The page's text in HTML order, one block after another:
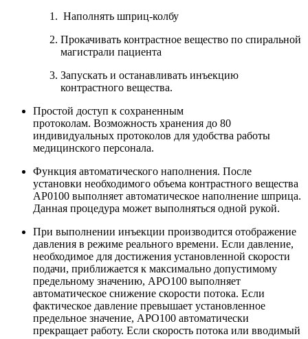
Наполнять шприц-колбу
Прокачивать контрастное вещество по спиральной
магистрали пациента
Запускать и останавливать инъекцию
контрастного вещества.
Простой доступ к сохраненным
протоколам. Возможность хранения до 80
индивидуальных протоколов для удобства работы
медицинского персонала.
Функция автоматического наполнения. После
установки необходимого объема контрастного вещества
АР0100 выполняет автоматическое наполнение шприца.
Данная процедура может выполняться одной рукой.
При выполнении инъекции производится отображение
давления в режиме реального времени. Если давление,
необходимое для достижения установленной скорости
подачи, приближается к максимально допустимому
предельному значению, APO100 выполняет
автоматическое снижение скорости потока. Если
фактическое давление превышает установленное
предельное значение, APO100 автоматически
прекращает работу. Если скорость потока или вводимый